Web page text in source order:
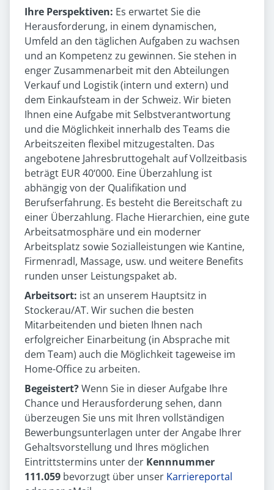
Ihre Perspektiven: Es erwartet Sie die
Herausforderung, in einem dynamischen,
Umfeld an den täglichen Aufgaben zu wachsen
und an Kompetenz zu gewinnen. Sie stehen in
enger Zusammenarbeit mit den Abteilungen
Verkauf und Logistik (intern und extern) und
dem Einkaufsteam in der Schweiz. Wir bieten
Ihnen eine Aufgabe mit Selbstverantwortung
und die Möglichkeit innerhalb des Teams die
Arbeitszeiten flexibel mitzugestalten. Das
angebotene Jahresbruttogehalt auf Vollzeitbasis
beträgt EUR 40‘000. Eine Überzahlung ist
abhängig von der Qualifikation und
Berufserfahrung. Es besteht die Bereitschaft zu
einer Überzahlung. Flache Hierarchien, eine gute
Arbeitsatmosphäre und ein moderner
Arbeitsplatz sowie Sozialleistungen wie Kantine,
Firmenradl, Massage, usw. und weitere Benefits
runden unser Leistungspaket ab.
Arbeitsort: ist an unserem Hauptsitz in
Stockerau/AT. Wir suchen die besten
Mitarbeitenden und bieten Ihnen nach
erfolgreicher Einarbeitung (in Absprache mit
dem Team) auch die Möglichkeit tageweise im
Home-Office zu arbeiten.
Begeistert?Wenn Sie in dieser Aufgabe Ihre
Chance und Herausforderung sehen, dann
überzeugen Sie uns mit Ihren vollständigen
Bewerbungsunterlagen unter der Angabe Ihrer
Gehaltsvorstellung und Ihres möglichen
Eintrittstermins unter der Kennnummer
111.059 bevorzugt über unser Karriereportal